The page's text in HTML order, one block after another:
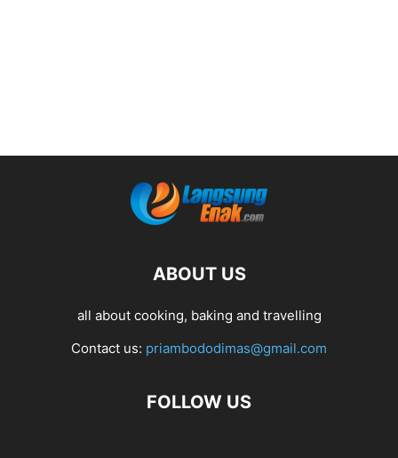
ABOUT US
all about cooking, baking and travelling
Contact us: priambododimas@gmail.com
FOLLOW US